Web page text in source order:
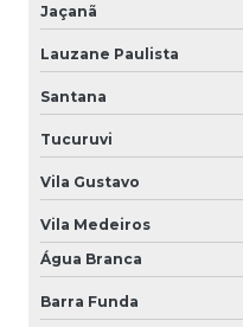
Jaçanã
Lauzane Paulista
Santana
Tucuruvi
Vila Gustavo
Vila Medeiros
Água Branca
Barra Funda